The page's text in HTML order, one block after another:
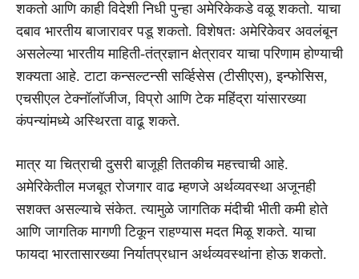
शकतो आणि काही विदेशी निधी पुन्हा अमेरिकेकडे वळू शकतो. याचा
दबाव भारतीय बाजारावर पडू शकतो. विशेषतः अमेरिकेवर अवलंबून
असलेल्या भारतीय माहिती-तंत्रज्ञान क्षेत्रावर याचा परिणाम होण्याची
शक्यता आहे. टाटा कन्सल्टन्सी सर्व्हिसेस (टीसीएस), इन्फोसिस,
एचसीएल टेक्नॉलॉजीज, विप्रो आणि टेक महिंद्रा यांसारख्या
कंपन्यांमध्ये अस्थिरता वाढू शकते.
मात्र या चित्राची दुसरी बाजूही तितकीच महत्त्वाची आहे.
अमेरिकेतील मजबूत रोजगार वाढ म्हणजे अर्थव्यवस्था अजूनही
सशक्त असल्याचे संकेत. त्यामुळे जागतिक मंदीची भीती कमी होते
आणि जागतिक मागणी टिकून राहण्यास मदत मिळू शकते. याचा
फायदा भारतासारख्या निर्यातप्रधान अर्थव्यवस्थांना होऊ शकतो.